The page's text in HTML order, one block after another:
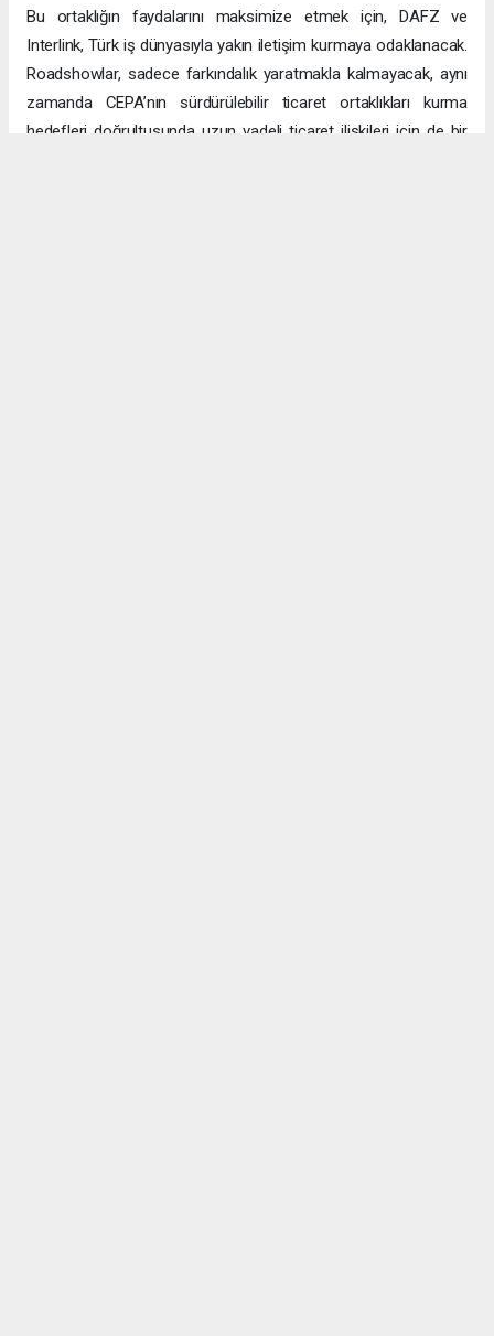
Bu ortaklığın faydalarını maksimize etmek için, DAFZ ve
Interlink, Türk iş dünyasıyla yakın iletişim kurmaya odaklanacak.
Roadshowlar, sadece farkındalık yaratmakla kalmayacak, aynı
zamanda CEPA’nın sürdürülebilir ticaret ortaklıkları kurma
hedefleri doğrultusunda uzun vadeli ticaret ilişkileri için de bir